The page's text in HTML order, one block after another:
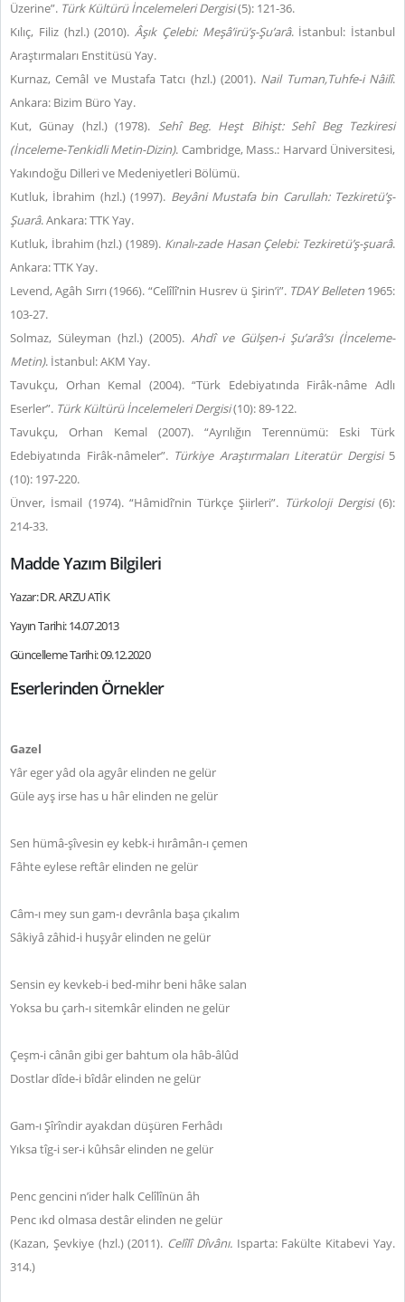
Üzerine”. Türk Kültürü İncelemeleri Dergisi(5): 121-36.
Kılıç, Filiz (hzl.) (2010). Âşık Çelebi:Meşâ’irü’ş-Şu’arâ. İstanbul: İstanbul
Araştırmaları Enstitüsü Yay.
Kurnaz, Cemâl ve Mustafa Tatcı (hzl.) (2001). Nail Tuman,Tuhfe-i Nâilî.
Ankara: Bizim Büro Yay.
Kut, Günay (hzl.) (1978). Sehî Beg. Heşt Bihişt: Sehî Beg Tezkiresi
(İnceleme-Tenkidli Metin-Dizin). Cambridge, Mass.: Harvard Üniversitesi,
Yakındoğu Dilleri ve Medeniyetleri Bölümü.
Kutluk, İbrahim (hzl.) (1997). Beyâni Mustafa bin Carullah: Tezkiretü’ş-
Şuarâ. Ankara: TTK Yay.
Kutluk, İbrahim (hzl.) (1989). Kınalı-zade Hasan Çelebi: Tezkiretü’ş-şuarâ.
Ankara: TTK Yay.
Levend, Agâh Sırrı (1966). “Celîlî’nin Husrev ü Şirin’i”. TDAY Belleten 1965:
103-27.
Solmaz, Süleyman (hzl.) (2005). Ahdî ve Gülşen-i Şu’arâ’sı (İnceleme-
Metin). İstanbul: AKM Yay.
Tavukçu, Orhan Kemal (2004). “Türk Edebiyatında Firâk-nâme Adlı
Eserler”. Türk Kültürü İncelemeleri Dergisi(10): 89-122.
Tavukçu, Orhan Kemal (2007). “Ayrılığın Terennümü: Eski Türk
Edebiyatında Firâk-nâmeler”. Türkiye Araştırmaları Literatür Dergisi5
(10): 197-220.
Ünver, İsmail (1974). “Hâmidî’nin Türkçe Şiirleri”. Türkoloji Dergisi(6):
214-33.
Madde Yazım Bilgileri
Yazar: DR. ARZU ATİK
Yayın Tarihi: 14.07.2013
Güncelleme Tarihi: 09.12.2020
Eserlerinden Örnekler
Gazel
Yâr eger yâd ola agyâr elinden ne gelür
Güle ayş irse has u hâr elinden ne gelür
Sen hümâ-şîvesin ey kebk-i hırâmân-ı çemen
Fâhte eylese reftâr elinden ne gelür
Câm-ı mey sun gam-ı devrânla başa çıkalım
Sâkiyâ zâhid-i huşyâr elinden ne gelür
Sensin ey kevkeb-i bed-mihr beni hâke salan
Yoksa bu çarh-ı sitemkâr elinden ne gelür
Çeşm-i cânân gibi ger bahtum ola hâb-âlûd
Dostlar dîde-i bîdâr elinden ne gelür
Gam-ı Şîrîndir ayakdan düşüren Ferhâdı
Yıksa tîg-i ser-i kûhsâr elinden ne gelür
Penc gencini n’ider halk Celîlînün âh
Penc ıkd olmasa destâr elinden ne gelür
(Kazan, Şevkiye (hzl.) (2011). Celîlî Dîvânı. Isparta: Fakülte Kitabevi Yay.
314.)